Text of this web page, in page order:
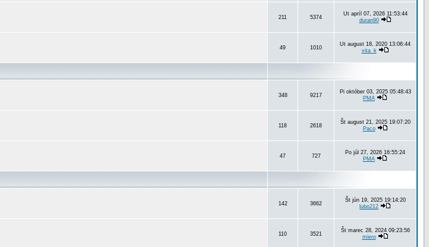
211 5374
Ut apríl 07, 2026 11:53:44
duran90
49 1010
Ut august 18, 2020 13:06:44
vita_k
348 9217
Pi október 03, 2025 05:48:43
PMA
118 2618
Št august 21, 2025 19:07:20
Paco
47 727
Po júl 27, 2026 16:55:24
PMA
142 3662
Št jún 19, 2025 19:14:20
lubo212
110 3521
Št marec 28, 2024 09:23:56
miero